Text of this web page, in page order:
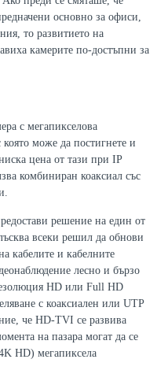
основно за офиси,
то развитието на
камерите по-достъпни за
с мегапикселова
може да постигнете и
цена от тази при IP
комбиниран коаксиал със
решение на един от
сква всеки решил да обнови
кабелите и кабелните
лесно и бързо
HD или Full HD
с коаксиален или UTP
че HD-TVI се развива
на пазара могат да се
HD) мегапиксела